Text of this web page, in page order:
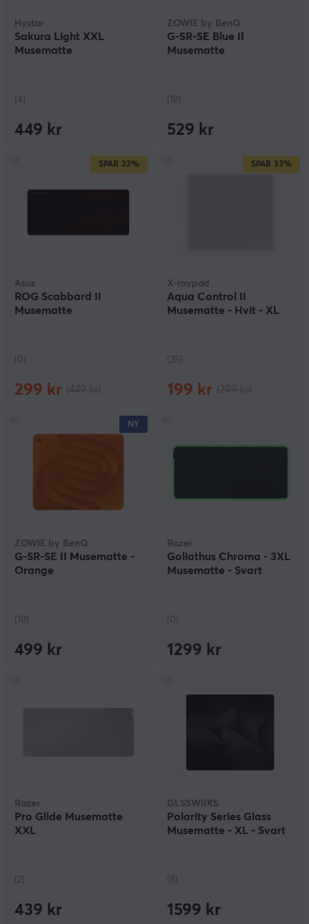
Hystar
Sakura Light XXL
Musematte
(4)
449 kr
ZOWIE by BenQ
G-SR-SE Blue II
Musematte
(18)
529 kr
SPAR 33%
Asus
ROG Scabbard II
Musematte
(0)
299 kr
SPAR 33%
X-raypad
Aqua Control II
Musematte - Hvit - XL
(35)
199 kr
NY
ZOWIE by BenQ
G-SR-SE II Musematte -
Orange
(18)
499 kr
Razer
Goliathus Chroma - 3XL
Musematte - Svart
(0)
1299 kr
Razer
Pro Glide Musematte
XXL
(2)
439 kr
GLSSWRKS
Polarity Series Glass
Musematte - XL - Svart
(8)
1599 kr